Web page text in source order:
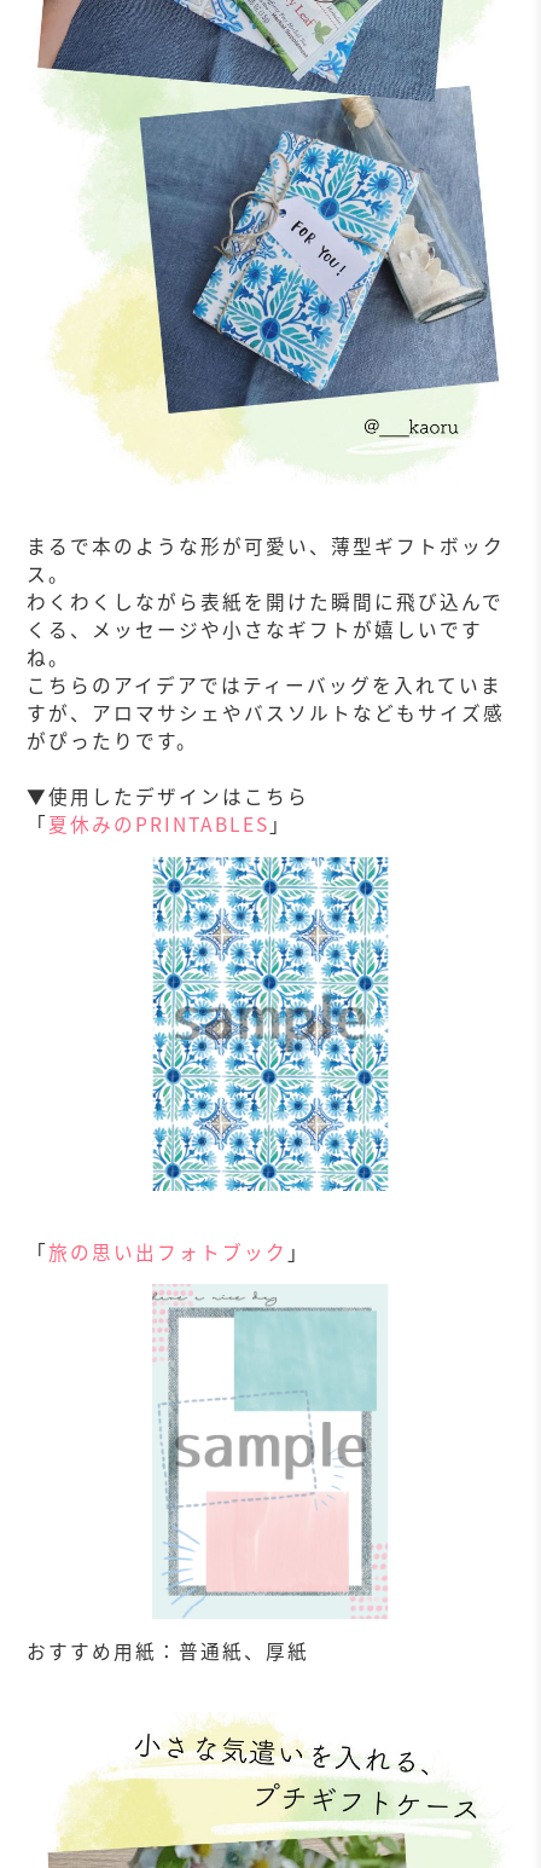
まるで本のような形が可愛い、薄型ギフトボック
ス。
わくわくしながら表紙を開けた瞬間に飛び込んで
くる、メッセージや小さなギフトが嬉しいです
ね。
こちらのアイデアではティーバッグを入れていま
すが、アロマサシェやバスソルトなどもサイズ感
がぴったりです。
▼使用したデザインはこちら
「夏休みのPRINTABLES 」
「旅の思い出フォトブック 」
おすすめ用紙：普通紙、厚紙